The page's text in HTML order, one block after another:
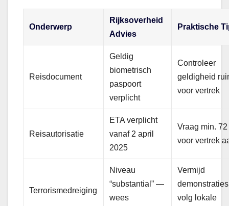
Onderwerp
Rijksoverheid
Advies
Praktische
Reisdocument
Geldig
biometrisch
paspoort
verplicht
Controleer
geldigheid
voor vertrek
Reisautorisatie
ETA verplicht
vanaf 2 april
2025
Vraag min.
voor vertrek
Terrorismedreiging
Niveau
“substantial” —
wees
Vermijd
volg lokale